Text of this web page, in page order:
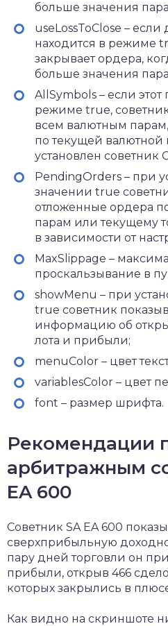
больше значения
useLossToClose –
находится в режиме
закрывает ордера,
больше значения
AllSymbols – если
режиме true,
всем валютным парам,
по текущей валютной
установлен советник
PendingOrders – при
значении true
отложенные ордера
парам или текущему
в зависимости от
MaxSlippage –
проскальзывание в
showMenu – при
true советник
информацию об
лота и прибыли;
menuColor – цвет
variablesColor – цвет
font – размер шрифта.
Рекомендации
арбитражным
EA 600
Советник SA EA 600
сверхприбыльную
пару дней торговли он
прибыли, открыв 466
которых закрылись в
Как видно на скриншоте